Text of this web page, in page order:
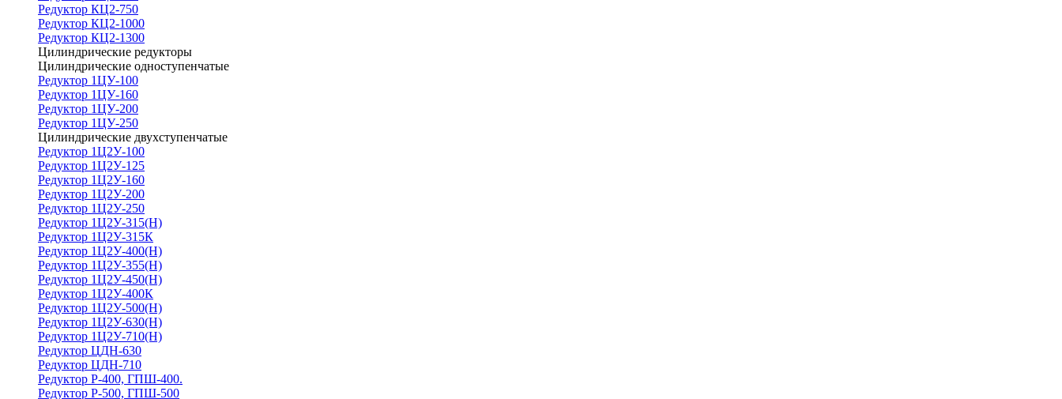
Редуктор КЦ2-750
Редуктор КЦ2-1000
Редуктор КЦ2-1300
Цилиндрические редукторы
Цилиндрические одноступенчатые
Редуктор 1ЦУ-100
Редуктор 1ЦУ-160
Редуктор 1ЦУ-200
Редуктор 1ЦУ-250
Цилиндрические двухступенчатые
Редуктор 1Ц2У-100
Редуктор 1Ц2У-125
Редуктор 1Ц2У-160
Редуктор 1Ц2У-200
Редуктор 1Ц2У-250
Редуктор 1Ц2У-315(Н)
Редуктор 1Ц2У-315К
Редуктор 1Ц2У-400(Н)
Редуктор 1Ц2У-355(Н)
Редуктор 1Ц2У-450(Н)
Редуктор 1Ц2У-400К
Редуктор 1Ц2У-500(Н)
Редуктор 1Ц2У-630(Н)
Редуктор 1Ц2У-710(Н)
Редуктор ЦДН-630
Редуктор ЦДН-710
Редуктор Р-400, ГПШ-400.
Редуктор Р-500, ГПШ-500